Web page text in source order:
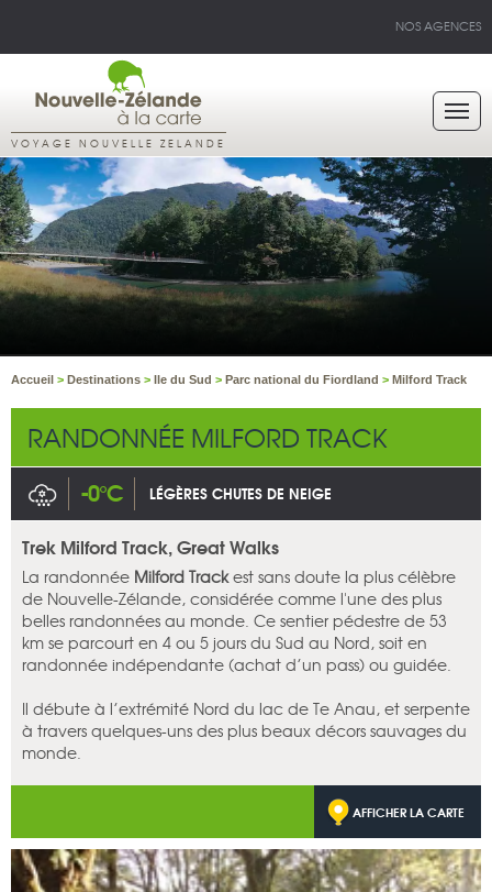
NOS AGENCES
VOYAGE NOUVELLE ZELANDE
Accueil > Destinations > Ile du Sud > Parc national du Fiordland > Milford Track
RANDONNÉE MILFORD TRACK
-0°C LÉGÈRES CHUTES DE NEIGE
Trek Milford Track, Great Walks
La randonnée Milford Trackest sans doute la plus célèbre
de Nouvelle-Zélande, considérée comme l'une des plus
belles randonnées au monde. Ce sentier pédestre de 53
km se parcourt en 4 ou 5 jours du Sud au Nord, soit en
randonnée indépendante (achat d’un pass) ou guidée.
Il débute à l’extrémité Nord du lac de Te Anau, et serpente
à travers quelques-uns des plus beaux décors sauvages du
monde.
AFFICHER LA CARTE